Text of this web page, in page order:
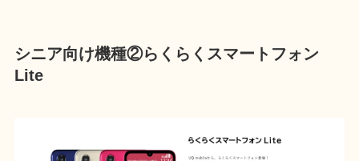
シニア向け機種②らくらくスマートフォン
Lite